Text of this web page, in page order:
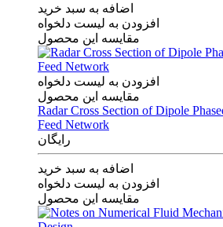
اضافه به سبد خرید
افزودن به لیست دلخواه
مقایسه این محصول
افزودن به لیست دلخواه
مقایسه این محصول
Radar Cross Section of Dipole
Feed Network
رایگان
اضافه به سبد خرید
افزودن به لیست دلخواه
مقایسه این محصول